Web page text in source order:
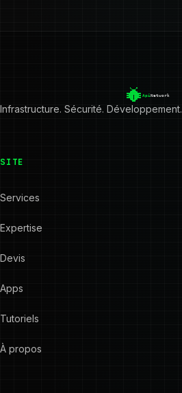
Infrastructure. Sécurité. Développement.
SITE
Services
Expertise
Devis
Apps
Tutoriels
À propos